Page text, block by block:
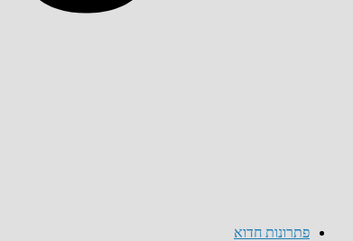
פתרונות חדוא